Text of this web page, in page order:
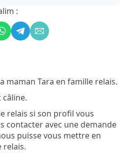
maman Tara en famille relais.
câline.
relais si son profil vous
contacter avec une demande
puisse vous mettre en
relais.
: